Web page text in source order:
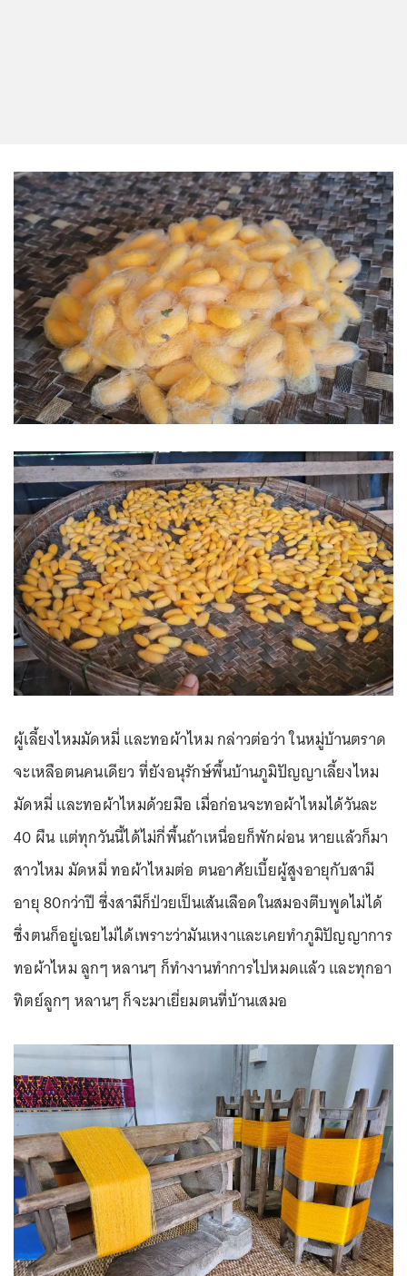
ผู้เลี้ยงไหมมัดหมี่ และทอผ้าไหม กล่าวต่อว่า ในหมู่บ้านตราด
จะเหลือตนคนเดียว ที่ยังอนุรักษ์พื้นบ้านภูมิปัญญาเลี้ยงไหม
มัดหมี่ และทอผ้าไหมด้วยมือ เมื่อก่อนจะทอผ้าไหมได้วันละ
40 ผืน แต่ทุกวันนี้ได้ไม่กี่พื้นถ้าเหนื่อยก็พักผ่อน หายแล้วก็มา
สาวไหม มัดหมี่ ทอผ้าไหมต่อ ตนอาศัยเบี้ยผู้สูงอายุกับสามี
อายุ 80กว่าปี ซึ่งสามีก็ป่วยเป็นเส้นเลือดในสมองตีบพูดไม่ได้
ซึ่งตนก็อยู่เฉยไม่ได้เพราะว่ามันเหงาและเคยทำภูมิปัญญาการ
ทอผ้าไหม ลูกๆ หลานๆ ก็ทำงานทำการไปหมดแล้ว และทุกอา
ทิตย์ลูกๆ หลานๆ ก็จะมาเยี่ยมตนที่บ้านเสมอ